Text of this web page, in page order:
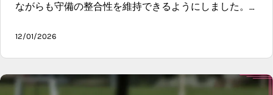
ながらも守備の整合性を維持できるようにしました。…
12/01/2026